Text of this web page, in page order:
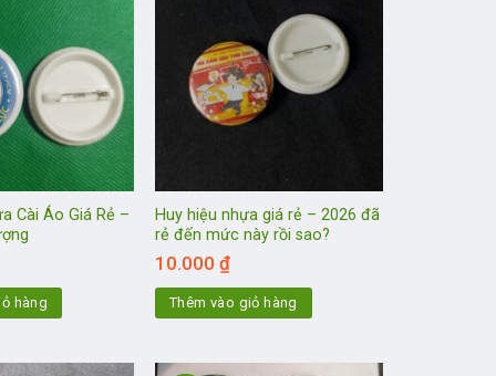
Cài Áo Giá Rẻ –
hàng
Huy hiệu nhựa giá rẻ – 2026 đã
rẻ đến mức này rồi sao?
10.000₫
Thêm vào giỏ hàng